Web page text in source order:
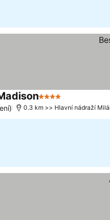
4 Počet hvězdiček
0.3 km >> Hlavní nádraží